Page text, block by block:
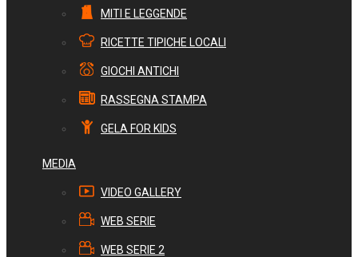
MITI E LEGGENDE
RICETTE TIPICHE LOCALI
GIOCHI ANTICHI
RASSEGNA STAMPA
GELA FOR KIDS
MEDIA
VIDEO GALLERY
WEB SERIE
WEB SERIE 2